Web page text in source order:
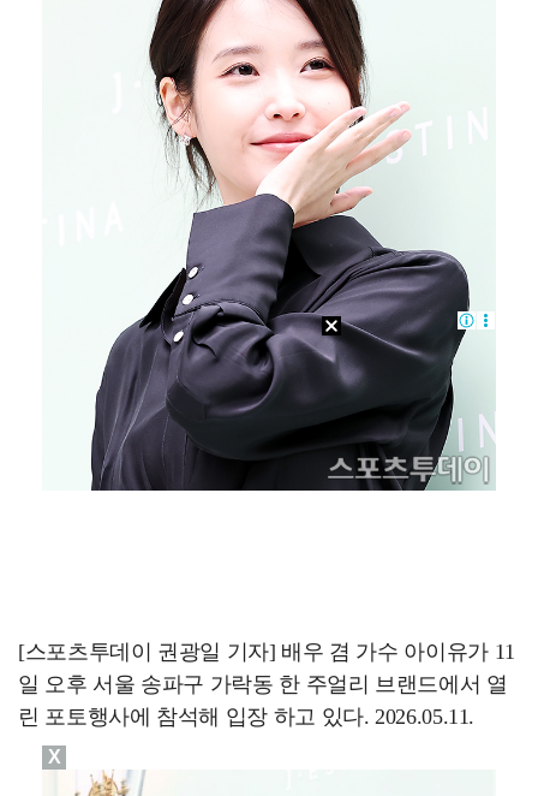
[스포츠투데이 권광일 기자] 배우 겸 가수 아이유가 11
일 오후 서울 송파구 가락동 한 주얼리 브랜드에서 열
린 포토행사에 참석해 입장 하고 있다. 2026.05.11.
X